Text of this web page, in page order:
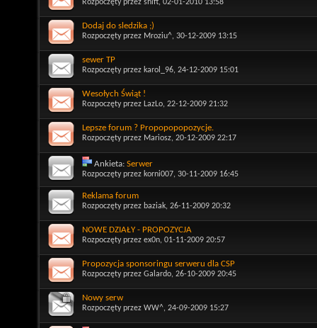
Rozpoczęty przez shift, 02-01-2010 13:58
Dodaj do sledzika ;)
Rozpoczęty przez Mroziu^, 30-12-2009 13:15
sewer TP
Rozpoczęty przez karol_96, 24-12-2009 15:01
Wesołych Świąt !
Rozpoczęty przez LazLo, 22-12-2009 21:32
Lepsze forum ? Propopopopozycje.
Rozpoczęty przez Mariosz, 20-12-2009 22:17
Ankieta: Serwer
Rozpoczęty przez korni007, 30-11-2009 16:45
Reklama forum
Rozpoczęty przez baziak, 26-11-2009 20:32
NOWE DZIAŁY - PROPOZYCJA
Rozpoczęty przez ex0n, 01-11-2009 20:57
Propozycja sponsoringu serweru dla CSP
Rozpoczęty przez Galardo, 26-10-2009 20:45
Nowy serw
Rozpoczęty przez WW^, 24-09-2009 15:27